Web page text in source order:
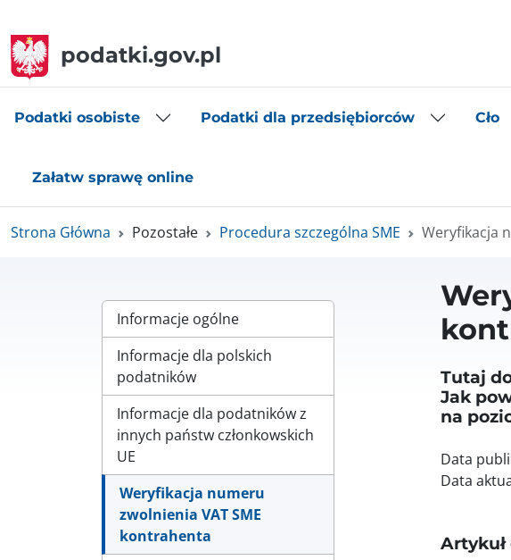
podatki.gov.pl
Podatki osobiste Podatki dla przedsiębiorców Cło
Załatw sprawę online
Strona Główna Pozostałe Procedura szczególna SME Weryfikacja
Informacje ogólne
Informacje dla polskich
podatników
Informacje dla podatników z
innych państw członkowskich
UE
Weryfikacja numeru
zwolnienia VAT SME
kontrahenta
Tutaj
Jak
na
Data
Data